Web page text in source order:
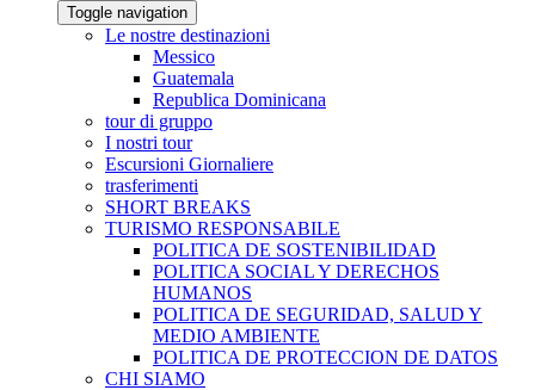
Toggle navigation
Le nostre destinazioni
Messico
Guatemala
Republica Dominicana
tour di gruppo
I nostri tour
Escursioni Giornaliere
trasferimenti
SHORT BREAKS
TURISMO RESPONSABILE
POLITICA DE SOSTENIBILIDAD
POLITICA SOCIAL Y DERECHOS
HUMANOS
POLITICA DE SEGURIDAD, SALUD Y
MEDIO AMBIENTE
POLITICA DE PROTECCION DE DATOS
CHI SIAMO